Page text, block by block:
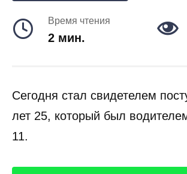
Время чтения
2 мин.
Сегодня стал свидетелем
лет 25, который был
11.